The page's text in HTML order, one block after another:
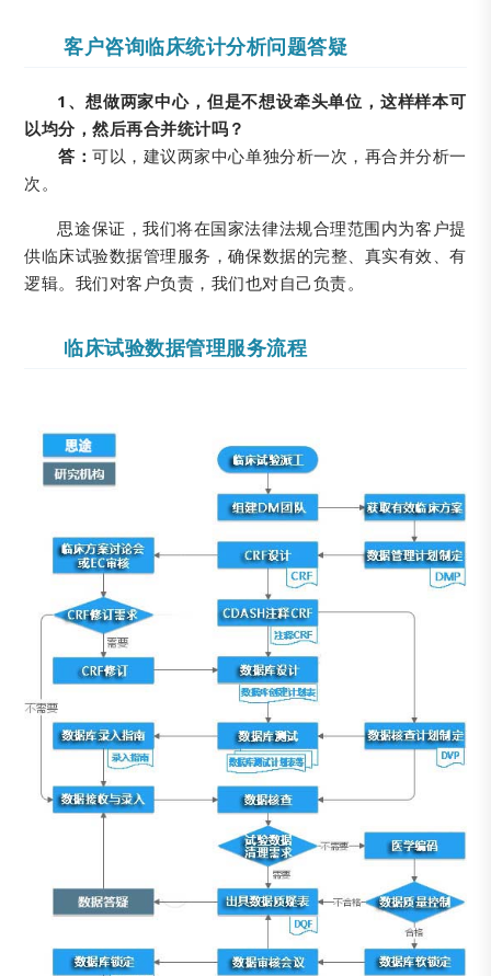
客户咨询临床统计分析问题答疑
1、想做两家中心，但是不想设牵头单位，这样样本可
以均分，然后再合并统计吗？
答：可以，建议两家中心单独分析一次，再合并分析一
次。
思途保证，我们将在国家法律法规合理范围内为客户提
供临床试验数据管理服务，确保数据的完整、真实有效、有
逻辑。我们对客户负责，我们也对自己负责。
临床试验数据管理服务流程